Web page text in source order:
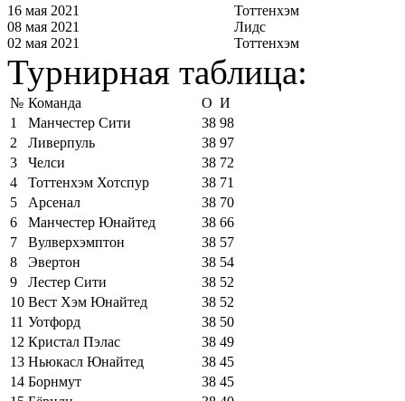
16 мая 2021
Тоттенхэм
08 мая 2021
Лидс
02 мая 2021
Тоттенхэм
Турнирная таблица:
№ Команда О И
1
Манчестер Сити 38 98
2
Ливерпуль 38 97
3
Челси 38 72
4
Тоттенхэм Хотспур 38 71
5
Арсенал 38 70
6
Манчестер Юнайтед 38 66
7
Вулверхэмптон 38 57
8
Эвертон 38 54
9
Лестер Сити 38 52
10 Вест Хэм Юнайтед 38 52
11 Уотфорд 38 50
12 Кристал Пэлас 38 49
13 Ньюкасл Юнайтед 38 45
14 Борнмут 38 45